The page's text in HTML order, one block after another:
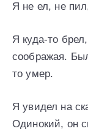
Я не ел, не
Я куда-то
соображая.
то умер.
Я увидел на
Одинокий, он